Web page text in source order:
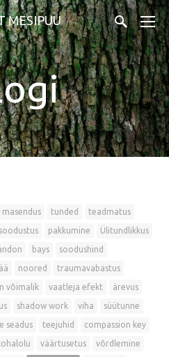
masendus tunded teadmatus
soodustus pakkumine Ülitundlikkus
bays soodushind
noored traumavabastus
võimalik vaatleja efekt ärevus
shadow work viha süütunne
seadus teejuhid compassion key
väärtusetus võrdlemine